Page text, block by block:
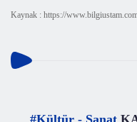
Kaynak : https://
#Kültür - Sanat